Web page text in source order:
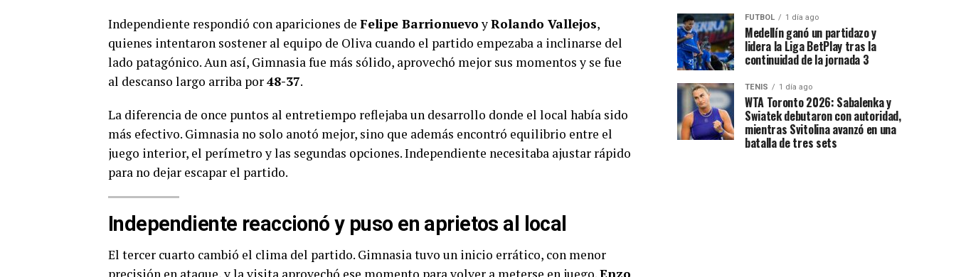
Independiente respondió con apariciones de Felipe BarrionuevoyRolando Vallejos,
quienes intentaron sostener al equipo de Oliva cuando el partido empezaba a inclinarse del
lado patagónico. Aun así, Gimnasia fue más sólido, aprovechó mejor sus momentos y se fue
al descanso largo arriba por48-37.
La diferencia de once puntos al entretiempo reflejaba un desarrollo donde el local había sido
más efectivo. Gimnasia no solo anotó mejor, sino que además encontró equilibrio entre el
juego interior, el perímetro y las segundas opciones. Independiente necesitaba ajustar rápido
para no dejar escapar el partido.
Independiente reaccionó y puso en aprietos al local
El tercer cuarto cambió el clima del partido. Gimnasia tuvo un inicio errático, con menor
FUTBOL 1 día ago
Medellín ganó un partidazo y
lidera la Liga BetPlay tras la
continuidad de la jornada 3
TENIS 1 día ago
WTA Toronto 2026: Sabalenka y
Swiatek debutaron con autoridad,
mientras Svitolina avanzó en una
batalla de tres sets